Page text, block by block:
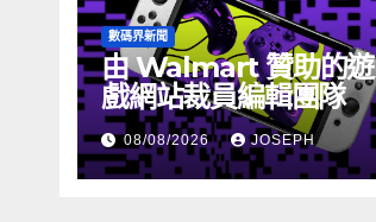
數碼界新聞
由 Walmart 贊助的遊
戲網站裁員編輯團隊
08/08/2026 JOSEPH